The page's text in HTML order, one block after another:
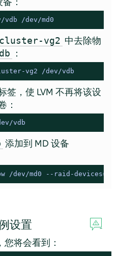
vdb /dev/md0
vg2 中去除物
：
vg2 /dev/vdb
签，使 LVM 不再将该设
：
vdb
添加到 MD 设备
/dev/md0 --raid-devices=2
设置
，您将会看到：